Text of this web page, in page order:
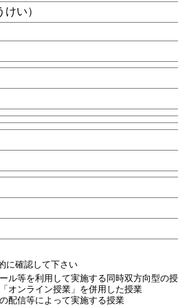
い）
に確認して下さい
ル等を利用して実施する同時双方向型の
オンライン授業」を併用した授業
配信等によって実施する授業